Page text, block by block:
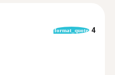
format_quote 4